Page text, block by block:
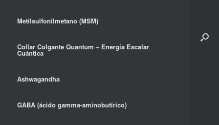
Metilsulfonilmetano (MSM)
Collar Colgante Quantum – Energía Escalar
Cuántica
Ashwagandha
GABA (ácido gamma-aminobutírico)